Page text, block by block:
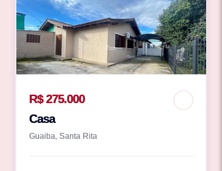
R$ 275.000
Casa
Guaiba, Santa Rita